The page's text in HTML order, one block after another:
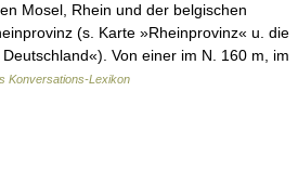
Mosel, Rhein und der belgischen
(s. Karte »Rheinprovinz« u. die
Von einer im N. 160 m, im
Konversations-Lexikon